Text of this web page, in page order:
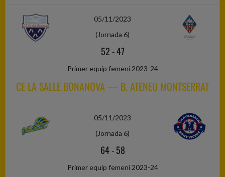
05/11/2023
(Jornada 6)
52-47
Primer equip femení 2023-24
CE LA SALLE BONANOVA — B. ATENEU MONTSERRAT
05/11/2023
(Jornada 6)
64-58
Primer equip femení 2023-24